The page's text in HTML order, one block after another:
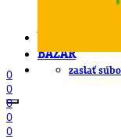
lorem
BAZÁR
zaslať
0
0
0
0
0